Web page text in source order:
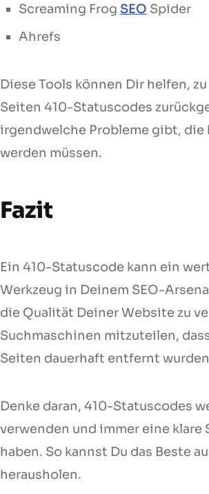
Screaming Frog SEO Spider
Ahrefs
Diese Tools können Dir helfen,
Seiten 410-Statuscodes
irgendwelche Probleme gibt, die
werden müssen.
Fazit
Ein 410-Statuscode kann ein
Werkzeug in Deinem SEO-
die Qualität Deiner Website zu
Suchmaschinen mitzuteilen,
Seiten dauerhaft entfernt
Denke daran, 410-Statuscodes
verwenden und immer eine klare
haben. So kannst Du das Beste
herausholen.